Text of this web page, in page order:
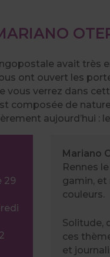
avait très
ont ouvert les
vous verrez dans
composée de
aujourd’hui :
29
Mariano
Rennes
gamin, et
couleurs.
Solitude,
ces
et